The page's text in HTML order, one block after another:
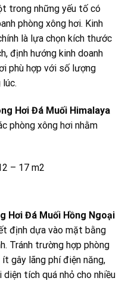
trong những yếu tố có
phòng xông hơi. Kinh
là lựa chọn kích thước
định hướng kinh doanh
phù hợp với số lượng
Hơi Đá Muối Himalaya
phòng xông hơi nhằm
– 17 m2
Hơi Đá Muối Hồng Ngoại
định dựa vào mặt bằng
Tránh trường hợp phòng
gây lãng phí điện năng,
tích quá nhỏ cho nhiều